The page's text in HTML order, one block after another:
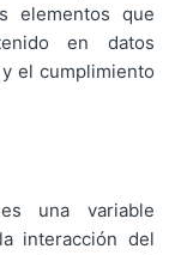
elementos que
en datos
el cumplimiento
una variable
interacción del